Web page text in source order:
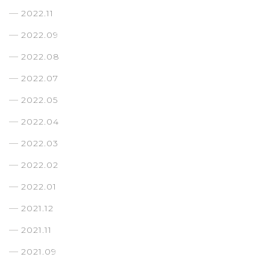
2022.11
2022.09
2022.08
2022.07
2022.05
2022.04
2022.03
2022.02
2022.01
2021.12
2021.11
2021.09